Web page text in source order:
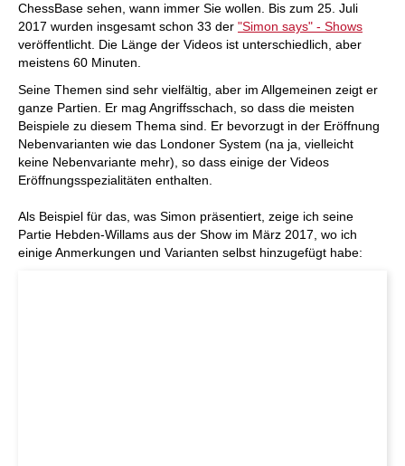
ChessBase sehen, wann immer Sie wollen. Bis zum 25. Juli
2017 wurden insgesamt schon 33 der "Simon says" - Shows
veröffentlicht. Die Länge der Videos ist unterschiedlich, aber
meistens 60 Minuten.
Seine Themen sind sehr vielfältig, aber im Allgemeinen zeigt er
ganze Partien. Er mag Angriffsschach, so dass die meisten
Beispiele zu diesem Thema sind. Er bevorzugt in der Eröffnung
Nebenvarianten wie das Londoner System (na ja, vielleicht
keine Nebenvariante mehr), so dass einige der Videos
Eröffnungsspezialitäten enthalten.
Als Beispiel für das, was Simon präsentiert, zeige ich seine
Partie Hebden-Willams aus der Show im März 2017, wo ich
einige Anmerkungen und Varianten selbst hinzugefügt habe: